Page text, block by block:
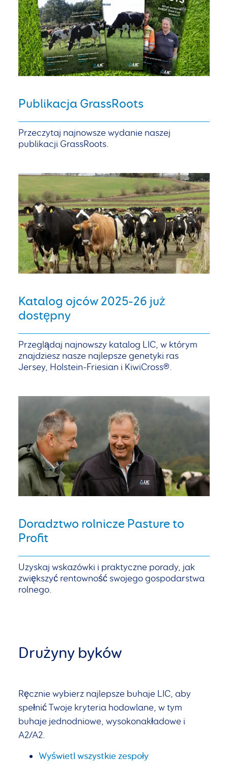
Publikacja GrassRoots
Przeczytaj najnowsze wydanie naszej
publikacji GrassRoots.
Katalog ojców 2025-26 już
dostępny
Przeglądaj najnowszy katalog LIC, w którym
znajdziesz nasze najlepsze genetyki ras
Jersey, Holstein-Friesian i KiwiCross®.
Doradztwo rolnicze Pasture to
Profit
Uzyskaj wskazówki i praktyczne porady, jak
zwiększyć rentowność swojego gospodarstwa
rolnego.
Drużyny byków
Ręcznie wybierz najlepsze buhaje LIC, aby
spełnić Twoje kryteria hodowlane, w tym
buhaje jednodniowe, wysokonakładowe i
A2/A2.
Wyświetl wszystkie zespoły